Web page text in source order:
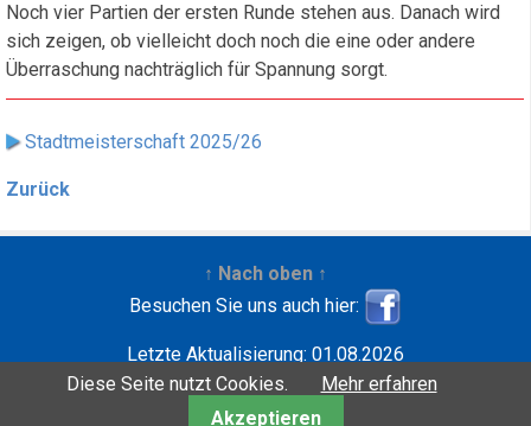
Noch vier Partien der ersten Runde stehen aus. Danach wird
sich zeigen, ob vielleicht doch noch die eine oder andere
Überraschung nachträglich für Spannung sorgt.
Stadtmeisterschaft 2025/26
Zurück
↑ Nach oben ↑
Besuchen Sie uns auch hier:
Letzte Aktualisierung: 01.08.2026
Entwickelt mit
| Copyright ©2001-2026
Krebbers
Diese Seite nutzt Cookies.
Mehr erfahren
Akzeptieren